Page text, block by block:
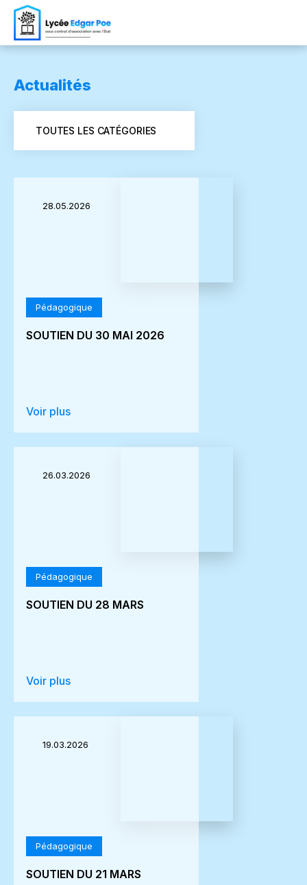
Actualités
TOUTES LES CATÉGORIES
28.05.2026
Pédagogique
SOUTIEN DU 30 MAI 2026
Voir plus
26.03.2026
Pédagogique
SOUTIEN DU 28 MARS
Voir plus
19.03.2026
Pédagogique
SOUTIEN DU 21 MARS